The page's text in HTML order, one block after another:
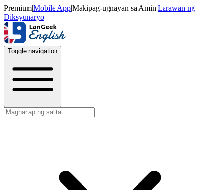
Premium|Mobile App|Makipag-ugnayan sa Amin|Larawan ng
Diksyunaryo
Toggle navigation